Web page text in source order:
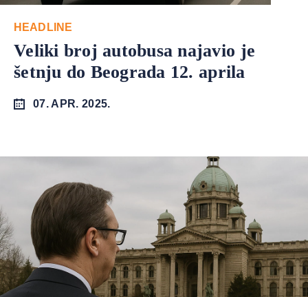
HEADLINE
Veliki broj autobusa najavio je
šetnju do Beograda 12. aprila
07. APR. 2025.